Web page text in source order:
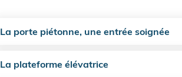
La porte piétonne, une entrée soignée
La plateforme élévatrice